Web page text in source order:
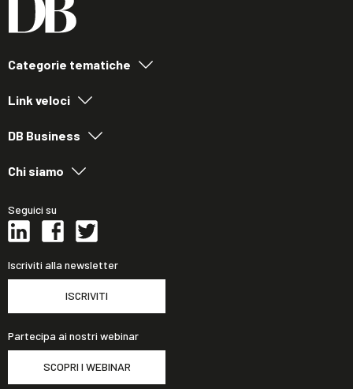
Categorie tematiche
Link veloci
DB Business
Chi siamo
Seguici su
Iscriviti alla newsletter
ISCRIVITI
Partecipa ai nostri webinar
SCOPRI I WEBINAR